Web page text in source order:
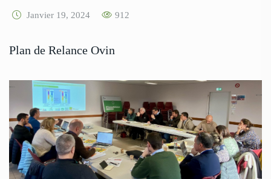
Janvier 19, 2024 912
Plan de Relance Ovin